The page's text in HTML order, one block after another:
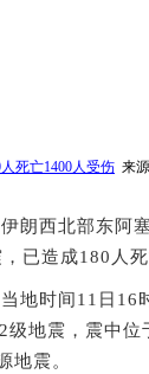
死亡1400人受伤来源
朗西北部东阿
已造成180人
时间11日16
地震，震中
地震。